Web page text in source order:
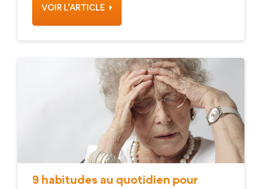
VOIR L’ARTICLE
9 habitudes au quotidien pour